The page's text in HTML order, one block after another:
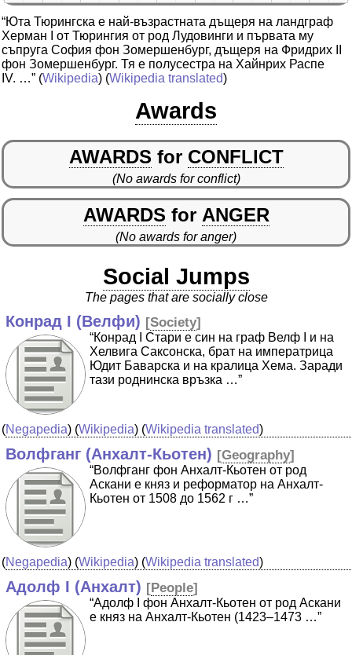
“Юта Тюрингска е най-възрастната дъщеря на ландграф
Херман I от Тюрингия от род Лудовинги и първата му
съпруга София фон Зомершенбург, дъщеря на Фридрих II
фон Зомершенбург. Тя е полусестра на Хайнрих Распе
IV. …” (Wikipedia) (Wikipedia translated)
Awards
AWARDS for CONFLICT
(No awards for conflict)
AWARDS for ANGER
(No awards for anger)
Social Jumps
The pages that are socially close
Конрад I (Велфи) [Society]
“Конрад I Стари е син на граф Велф I и на
Хелвига Саксонска, брат на императрица
Юдит Баварска и на кралица Хема. Заради
тази роднинска връзка …”
(Negapedia) (Wikipedia) (Wikipedia translated)
Волфганг (Анхалт-Кьотен) [Geography]
“Волфганг фон Анхалт-Кьотен от род
Аскани е княз и реформатор на Анхалт-
Кьотен от 1508 до 1562 г …”
(Negapedia) (Wikipedia) (Wikipedia translated)
Адолф I (Анхалт) [People]
“Адолф I фон Анхалт-Кьотен от род Аскани
е княз на Анхалт-Кьотен (1423–1473 …”